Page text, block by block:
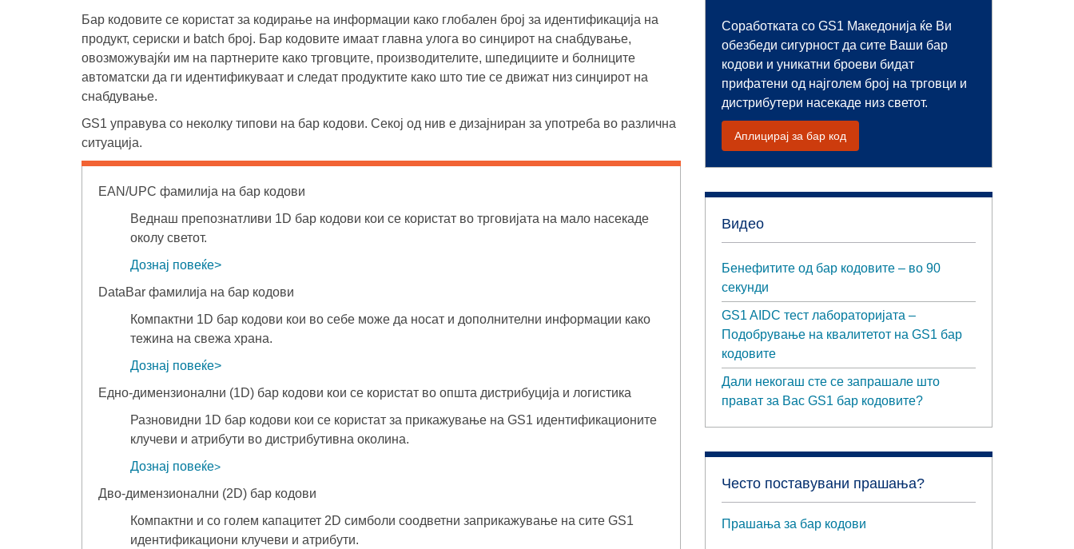
Бар кодовите се користат за кодирање на информации како глобален број за идентификација на
продукт, сериски и batch број. Бар кодовите имаат главна улога во синџирот на снабдување,
овозможувајќи им на партнерите како трговците, производителите, шпедициите и болниците
автоматски да ги идентификуваат и следат продуктите како што тие се движат низ синџирот на
снабдување.
GS1 управува со неколку типови на бар кодови. Секој од нив е дизајниран за употреба во различна
ситуација.
EAN/UPC фамилија на бар кодови
Веднаш препознатливи 1D бар кодови кои се користат во трговијата на мало насекаде
околу светот.
Дознај повеќе>
DataBar фамилија на бар кодови
Компактни 1D бар кодови кои во себе може да носат и дополнителни информации како
тежина на свежа храна.
Дознај повеќе>
Едно-димензионални (1D) бар кодови кои се користат во општа дистрибуција и логистика
Разновидни 1D бар кодови кои се користат за прикажување на GS1 идентификационите
клучеви и атрибути во дистрибутивна околина.
Дознај повеќе>
Дво-димензионални (2D) бар кодови
Компактни и со голем капацитет 2D симболи соодветни заприкажување на сите GS1
идентификациони клучеви и атрибути.
Соработката со GS1 Македонија ќе Ви
обезбеди сигурност да сите Ваши бар
кодови и уникатни броеви бидат
прифатени од најголем број на трговци и
дистрибутери насекаде низ светот.
Аплицирај за бар код
Видео
Бенефитите од бар кодовите – во 90
секунди
GS1 AIDC тест лабораторијата –
Подобрување на квалитетот на GS1 бар
кодовите
Дали некогаш сте се запрашале што
прават за Вас GS1 бар кодовите?
Често поставувани прашања?
Прашања за бар кодови